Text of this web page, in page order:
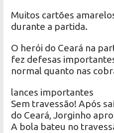
Muitos cartões
durante a partida.
O herói do Ceará na
fez defesas
normal quanto nas
lances importantes
Sem travessão! Após
do Ceará, Jorginho
A bola bateu no